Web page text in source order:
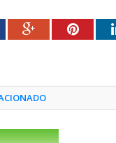
Google+